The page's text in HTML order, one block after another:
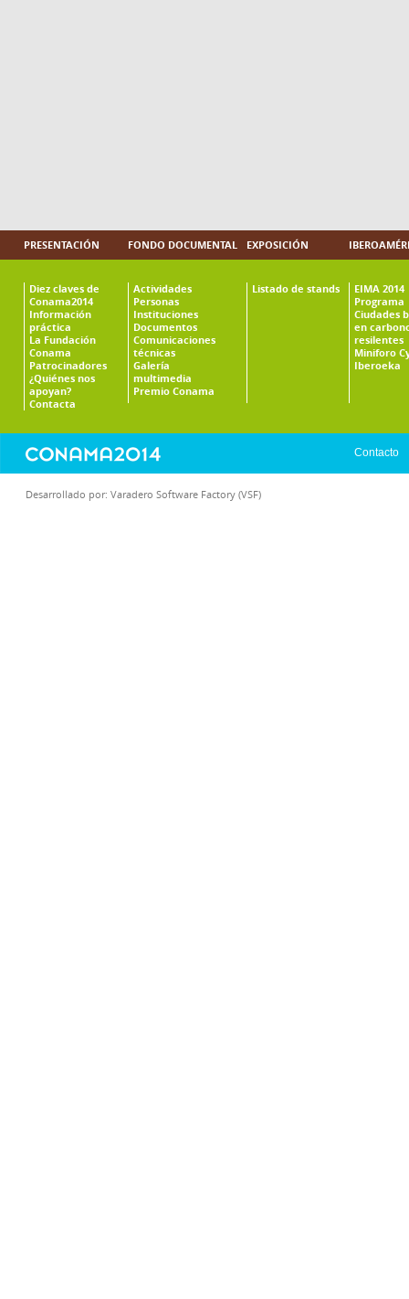
PRESENTACIÓN
Diez claves de
Conama2014
Información
práctica
La Fundación
Conama
Patrocinadores
¿Quiénes nos
apoyan?
Contacta
FONDO DOCUMENTAL
Actividades
Personas
Instituciones
Documentos
Comunicaciones
técnicas
Galería
multimedia
Premio Conama
EXPOSICIÓN
Listado de stands
EIMA 2014
Programa
Ciudades
en
resilentes
Miniforo
Iberoeka
Contacto
Desarrollado por: Varadero Software Factory (VSF)